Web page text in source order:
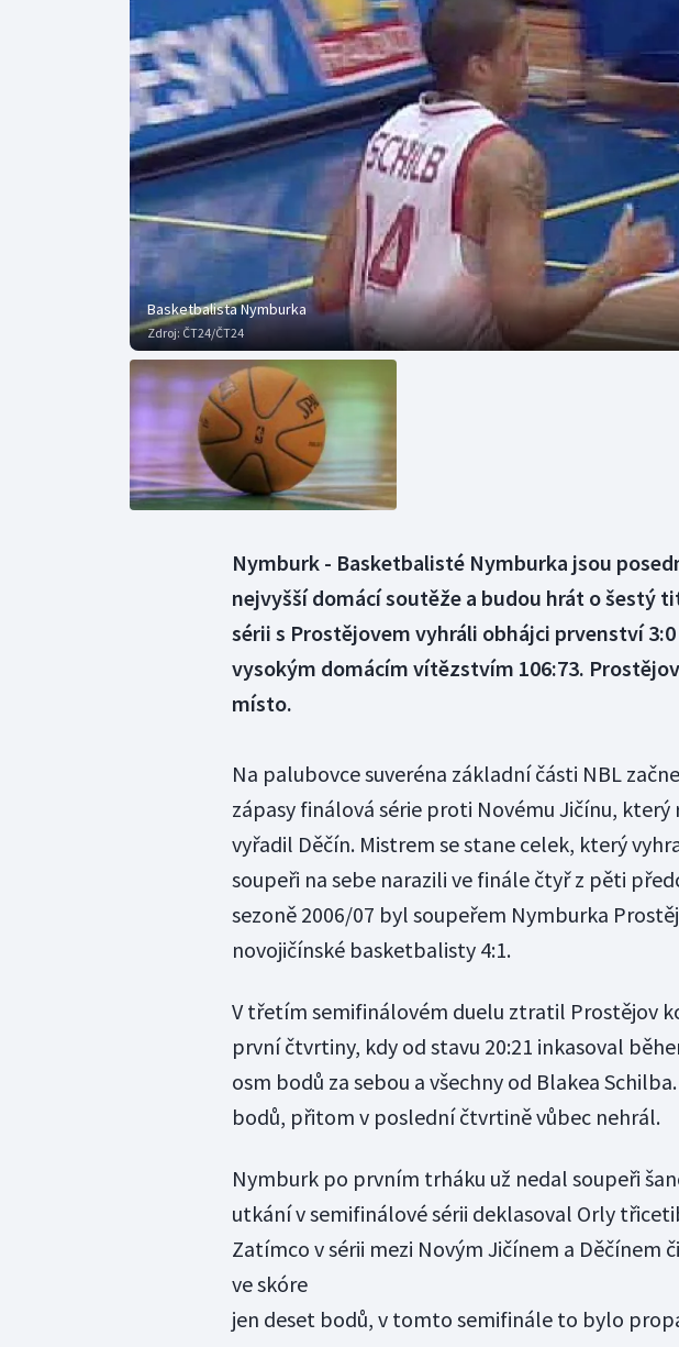
Curling
Dostihy
Florbal
Futsal
Golf
Gymnastika
Motorsport
Olympijské
Plavání
Plážový
Basketbalista Nymburka
Zdroj:ČT24/ČT24
Nymburk - Basketbalisté Nymburka jsou
nejvyšší domácí soutěže a budou hrát o šestý
sérii s Prostějovem vyhráli obhájci prvenství
vysokým domácím vítězstvím 106:73.
místo.
Na palubovce suveréna základní části NBL
zápasy finálová série proti Novému Jičínu, který
vyřadil Děčín. Mistrem se stane celek, který
soupeři na sebe narazili ve finále čtyř z pěti
sezoně 2006/07 byl soupeřem Nymburka
novojičínské basketbalisty 4:1.
V třetím semifinálovém duelu ztratil Prostějov
první čtvrtiny, kdy od stavu 20:21 inkasoval
osm bodů za sebou a všechny od Blakea
bodů, přitom v poslední čtvrtině vůbec nehrál.
Nymburk po prvním trháku už nedal soupeři
utkání v semifinálové sérii deklasoval Orly
Zatímco v sérii mezi Novým Jičínem a Děčínem
ve skóre
jen deset bodů, v tomto semifinále to bylo